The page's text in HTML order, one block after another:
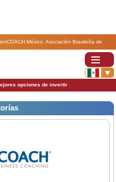
México. Asociación Brasileña de
con Sello de la Excelencia.
opciones de invertir